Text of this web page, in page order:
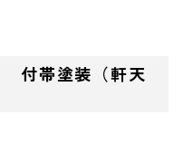
付帯塗装（軒天